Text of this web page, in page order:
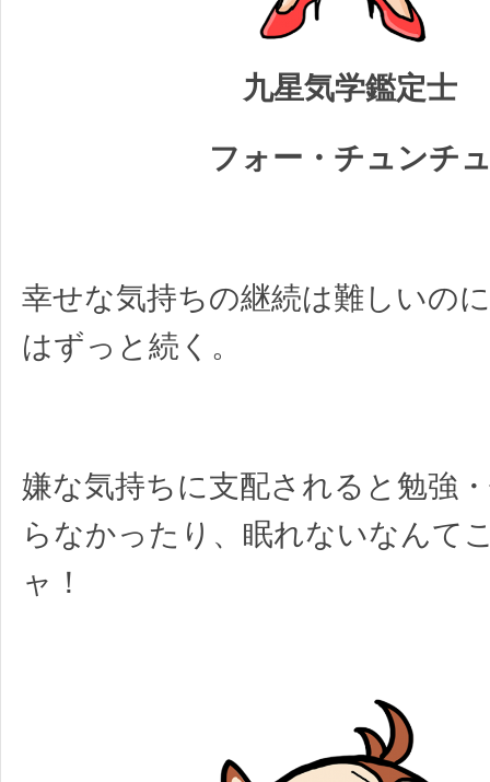
九星気学鑑定士
フォー・チュンチ
幸せな気持ちの継続は難しいの
はずっと続く。
嫌な気持ちに支配されると勉強
らなかったり、眠れないなんて
ャ！